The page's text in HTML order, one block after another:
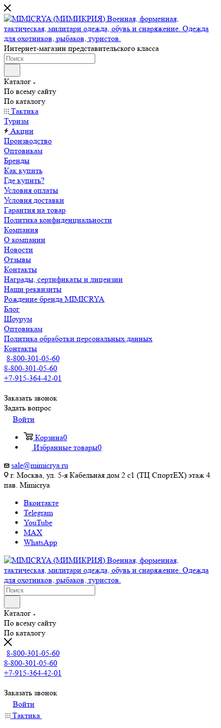
Интернет-магазин представительского класса
Каталог
По всему сайту
По каталогу
Тактика
Туризм
Акции
Производство
Оптовикам
Бренды
Как купить
Где купить?
Условия оплаты
Условия доставки
Гарантия на товар
Политика конфиденциальности
Компания
О компании
Новости
Отзывы
Контакты
Награды, сертификаты и лицензии
Наши реквизиты
Рождение бренда MIMICRYA
Блог
Шоурум
Оптовикам
Политика обработки персональных данных
Контакты
8-800-301-05-60
8-800-301-05-60
+7-915-364-42-01
Заказать звонок
Задать вопрос
Войти
Корзина0
Избранные товары0
sale@mimicrya.ru
г. Москва, ул. 5-я Кабельная дом 2 с1 (ТЦ СпортEX) этаж 4
пав. Mimicrya
Вконтакте
Telegram
YouTube
MAX
WhatsApp
Каталог
По всему сайту
По каталогу
8-800-301-05-60
8-800-301-05-60
+7-915-364-42-01
Заказать звонок
Войти
Тактика